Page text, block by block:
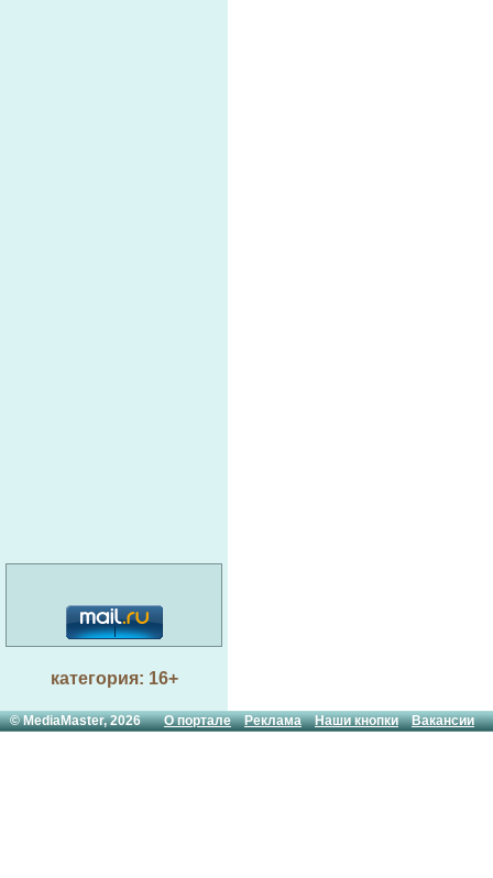
категория: 16+
© MediaMaster, 2026О портале Реклама Наши кнопки Вакансии